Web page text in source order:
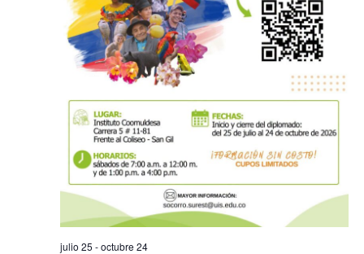
julio 25 -octubre 24